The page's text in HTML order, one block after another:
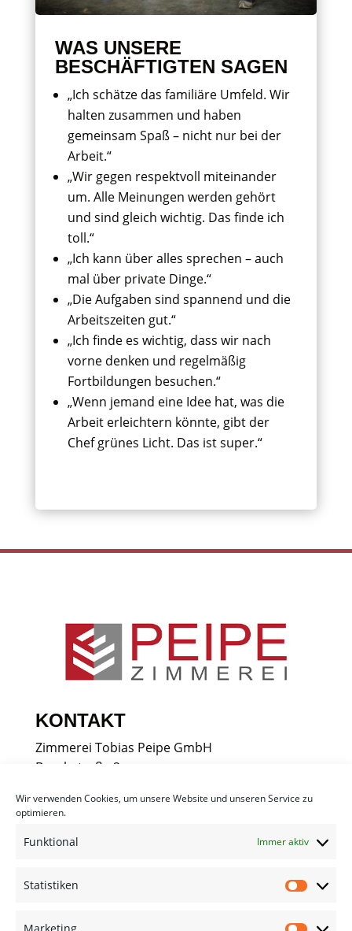
Wir verwenden Cookies, um unsere Website und unseren Service zu
optimieren.
Funktional Immer aktiv
Statistiken
WAS UNSERE
BESCHÄFTIGTEN SAGEN
„Ich schätze das familiäre Umfeld. Wir
halten zusammen und haben
gemeinsam Spaß – nicht nur bei der
Arbeit.“
„Wir gegen respektvoll miteinander
um. Alle Meinungen werden gehört
und sind gleich wichtig. Das finde ich
toll.“
„Ich kann über alles sprechen – auch
mal über private Dinge.“
„Die Aufgaben sind spannend und die
Arbeitszeiten gut.“
„Ich finde es wichtig, dass wir nach
vorne denken und regelmäßig
Fortbildungen besuchen.“
„Wenn jemand eine Idee hat, was die
Arbeit erleichtern könnte, gibt der
Chef grünes Licht. Das ist super.“
KONTAKT
Zimmerei Tobias Peipe GmbH
Boschstraße 2
Tel.:07135 9 37 30 40